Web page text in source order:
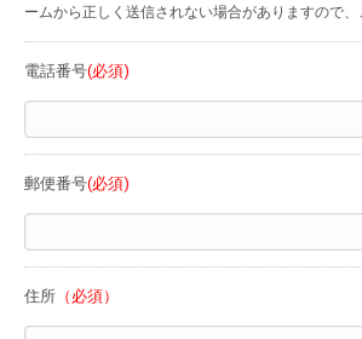
ームから正しく送信されない場合がありますので、
電話番号(必須)
郵便番号(必須)
住所 （必須）